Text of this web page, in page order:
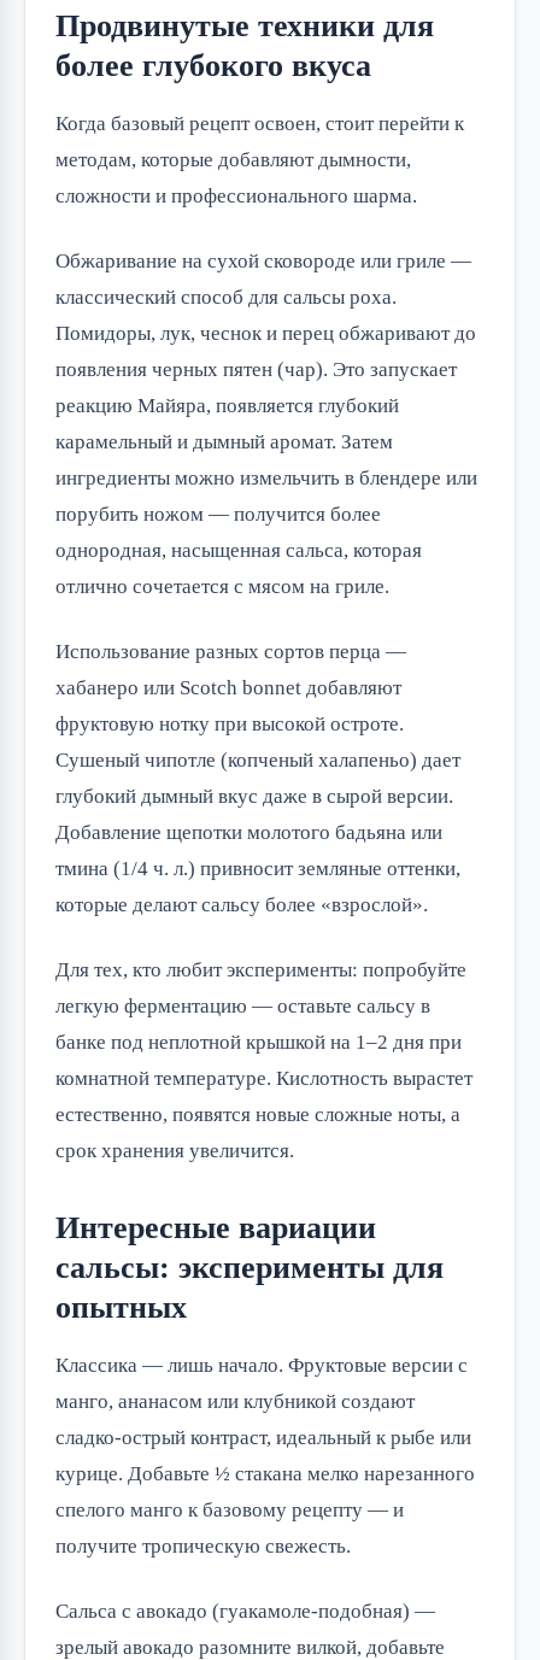
Продвинутые техники для
более глубокого вкуса
Когда базовый рецепт освоен, стоит перейти к
методам, которые добавляют дымности,
сложности и профессионального шарма.
Обжаривание на сухой сковороде или гриле —
классический способ для сальсы роха.
Помидоры, лук, чеснок и перец обжаривают до
появления черных пятен (чар). Это запускает
реакцию Майяра, появляется глубокий
карамельный и дымный аромат. Затем
ингредиенты можно измельчить в блендере или
порубить ножом — получится более
однородная, насыщенная сальса, которая
отлично сочетается с мясом на гриле.
Использование разных сортов перца —
хабанеро или Scotch bonnet добавляют
фруктовую нотку при высокой остроте.
Сушеный чипотле (копченый халапеньо) дает
глубокий дымный вкус даже в сырой версии.
Добавление щепотки молотого бадьяна или
тмина (1/4 ч. л.) привносит земляные оттенки,
которые делают сальсу более «взрослой».
Для тех, кто любит эксперименты: попробуйте
легкую ферментацию — оставьте сальсу в
банке под неплотной крышкой на 1–2 дня при
комнатной температуре. Кислотность вырастет
естественно, появятся новые сложные ноты, а
срок хранения увеличится.
Интересные вариации
сальсы: эксперименты для
опытных
Классика — лишь начало. Фруктовые версии с
манго, ананасом или клубникой создают
сладко-острый контраст, идеальный к рыбе или
курице. Добавьте ½ стакана мелко нарезанного
спелого манго к базовому рецепту — и
получите тропическую свежесть.
Сальса с авокадо (гуакамоле-подобная) —
зрелый авокадо разомните вилкой, добавьте